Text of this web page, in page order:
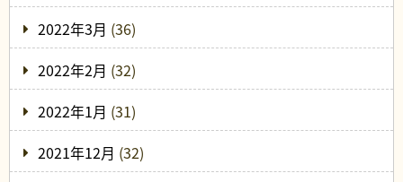
2022年3月 (36)
2022年2月 (32)
2022年1月 (31)
2021年12月 (32)